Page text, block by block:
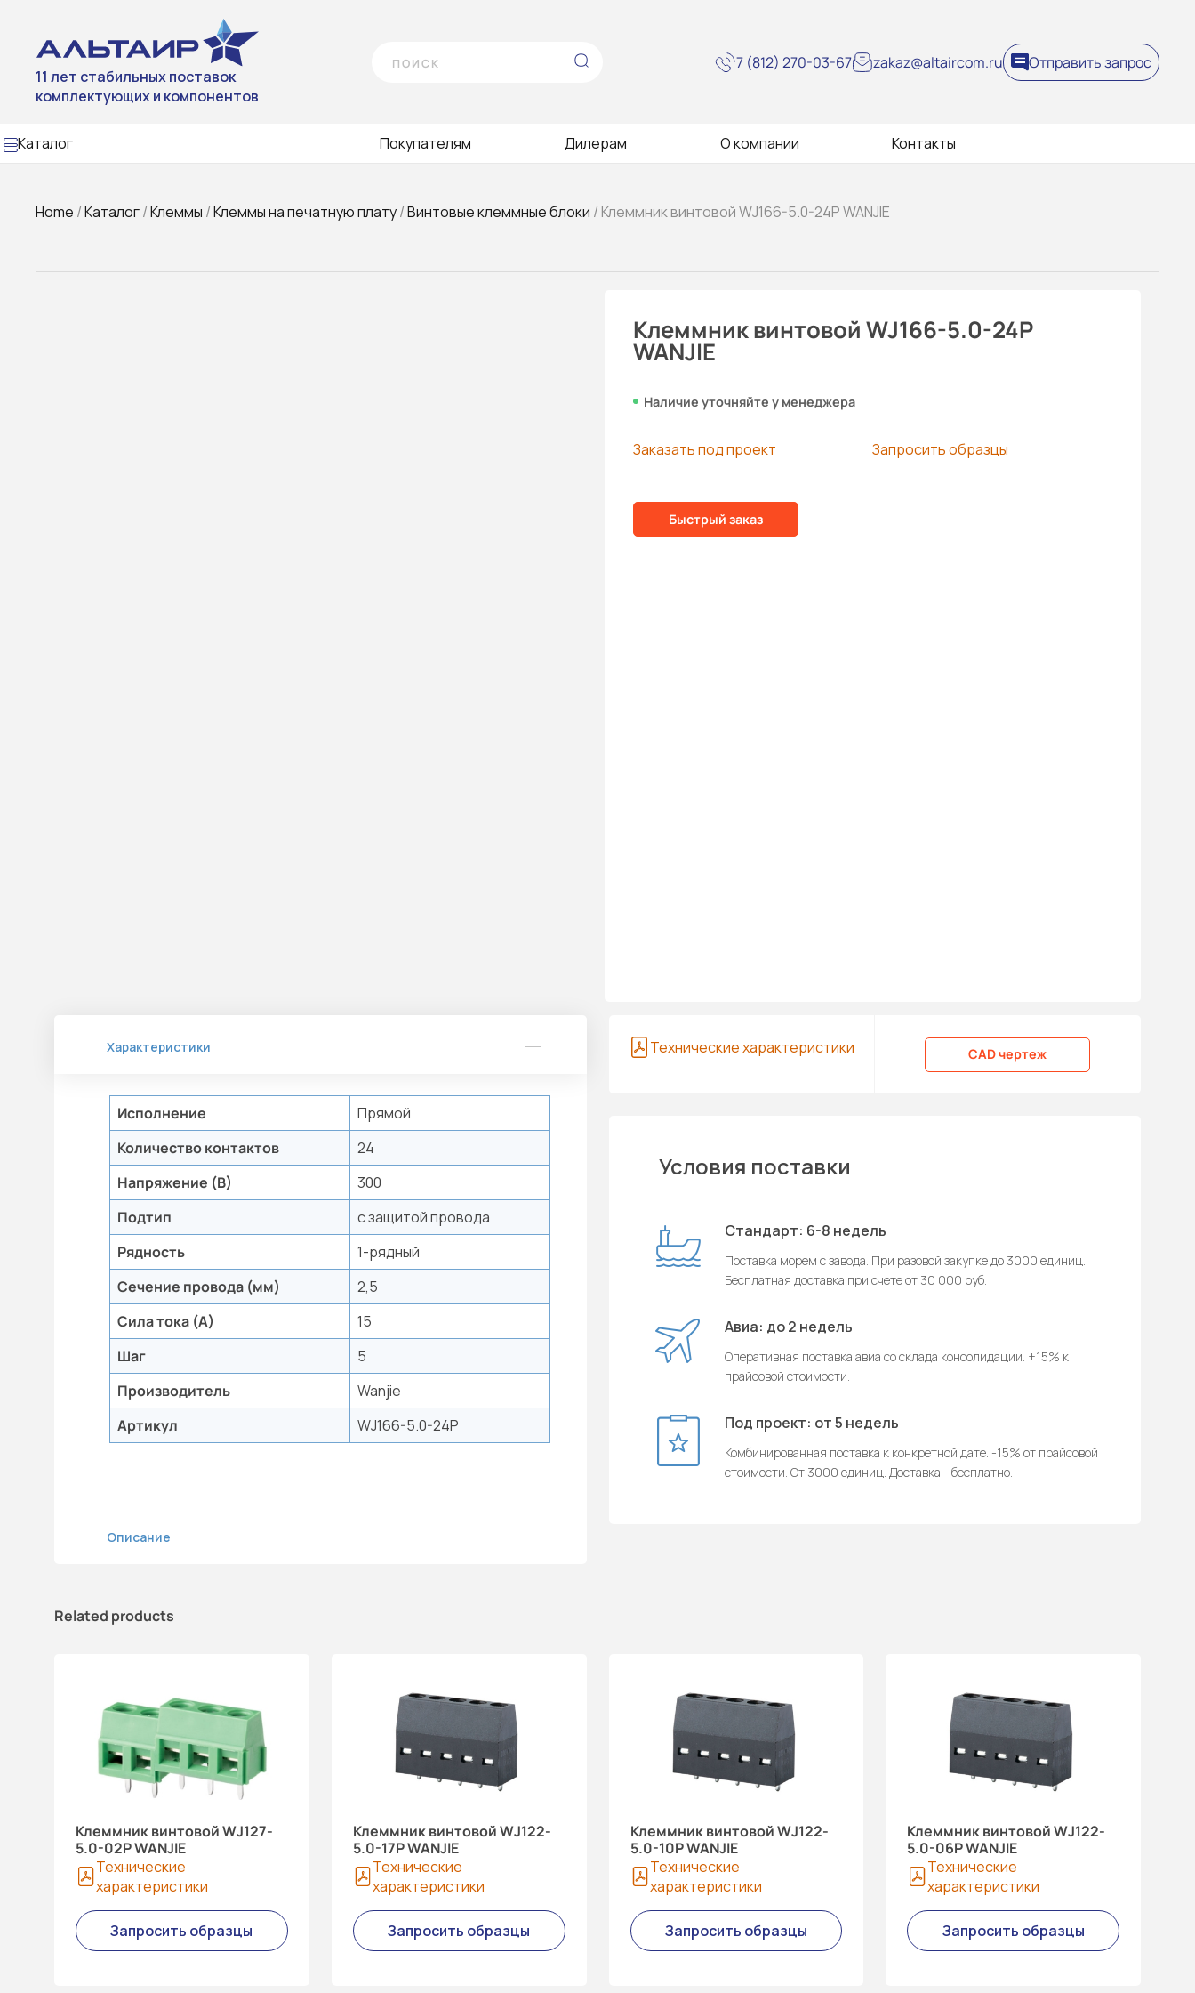
11 лет стабильных поставок
комплектующих и компонентов
7 (812) 270-03-67 zakaz@altaircom.ru Отправить запрос
Каталог Покупателям Дилерам О компании Контакты
Home /Каталог/Клеммы /Клеммы на печатную плату/Винтовые клеммные блоки / Клеммник винтовой WJ166-5.0-24P WANJIE
Клеммник винтовой WJ166-5.0-24P
WANJIE
Наличие уточняйте у менеджера
Заказать под проект Запросить образцы
Быстрый заказ
Характеристики
Исполнение
Прямой
Количество контактов
24
Напряжение (В)
300
Подтип
с защитой провода
Рядность
1-рядный
Сечение провода (мм)
2,5
Сила тока (А)
15
Шаг
5
Производитель
Wanjie
Артикул
WJ166-5.0-24P
Описание
Технические характеристики CAD чертеж
Условия поставки
Стандарт: 6-8 недель
Поставка морем с завода. При разовой закупке до 3000 единиц.
Бесплатная доставка при счете от 30 000 руб.
Авиа: до 2 недель
Оперативная поставка авиа со склада консолидации. +15% к
прайсовой стоимости.
Под проект: от 5 недель
Комбинированная поставка к конкретной дате. -15% от прайсовой
стоимости. От 3000 единиц. Доставка - бесплатно.
Related products
Клеммник винтовой WJ127-
5.0-02P WANJIE
Технические
характеристики
Запросить образцы
Клеммник винтовой WJ122-
5.0-17P WANJIE
Технические
характеристики
Запросить образцы
Клеммник винтовой WJ122-
5.0-10P WANJIE
Технические
характеристики
Запросить образцы
Клеммник винтовой WJ122-
5.0-06P WANJIE
Технические
характеристики
Запросить образцы